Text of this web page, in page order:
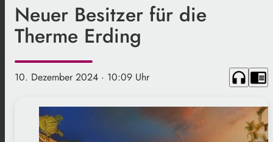
Neuer Besitzer für die
Therme Erding
10. Dezember 2024 · 10:09 Uhr headphones chrome_reader_mode